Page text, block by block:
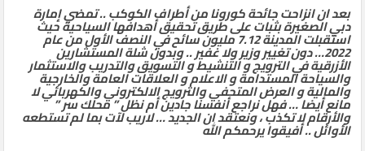
بعد ان انزاحت جائحة كورونا من أطراف الكوكب .. تمضي إمارة
دبي الصغيرة بثبات على طريق تحقيق أهدافها السياحية حيث
استقبلت المدينة 7.12 مليون سائح في النصف الأول من عام
2022… دون تغيير وزير ولا غفير .. وبدون شلة المستشارين
الأزرقية في الترويج و التنشيط و التسويق والتدريب والاستثمار
والسياحة المستدامة و الاعلام و العلاقات العامة والخارجية
والمالية و العرض المتحفي والترويج الالكتروني والكهربائي لا
مانع أيضا … فهل نراجع أنفسنا جادين أم نظل ” محلك سر ”
والأرقام لا تكذب ، ونعتقد ان الجديد … لاريب لآت بما لم تستطعه
الأوائل .. أفيقوا يرحمكم الله